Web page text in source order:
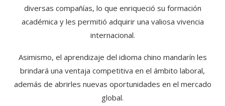
diversas compañías, lo que enriqueció su formación
académica y les permitió adquirir una valiosa vivencia
internacional.
Asimismo, el aprendizaje del idioma chino mandarín les
brindará una ventaja competitiva en el ámbito laboral,
además de abrirles nuevas oportunidades en el mercado
global.